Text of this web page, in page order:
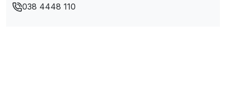
Xã Quài Tở
038 4448 110